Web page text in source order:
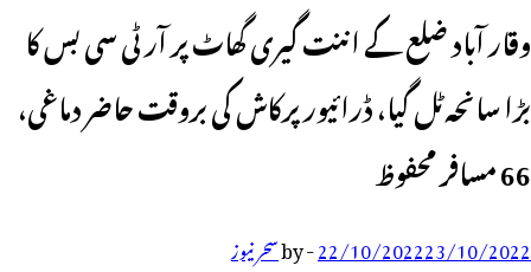
وقار آباد ضلع کے اننت گیری گھاٹ پر آر ٹی سی بس کا
بڑا سانحہ ٹل گیا، ڈرائیور پرکاش کی بروقت حاضر دماغی،
66 مسافر محفوظ
22/10/202223/10/2022
-
byسحر نیوز